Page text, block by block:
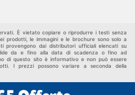
È vietato copiare o riprodurre i testi senza
prodotti, le immagini e le brochure sono solo a
provengono dai distributori ufficiali elencati su
da e fino alla data di scadenza o fino ad
di questo sito è informativo e non può essere
I prezzi possono variare a seconda della